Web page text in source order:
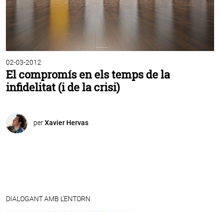
02-03-2012
El compromís en els temps de la
infidelitat (i de la crisi)
perXavier Hervas
DIALOGANT AMB L'ENTORN